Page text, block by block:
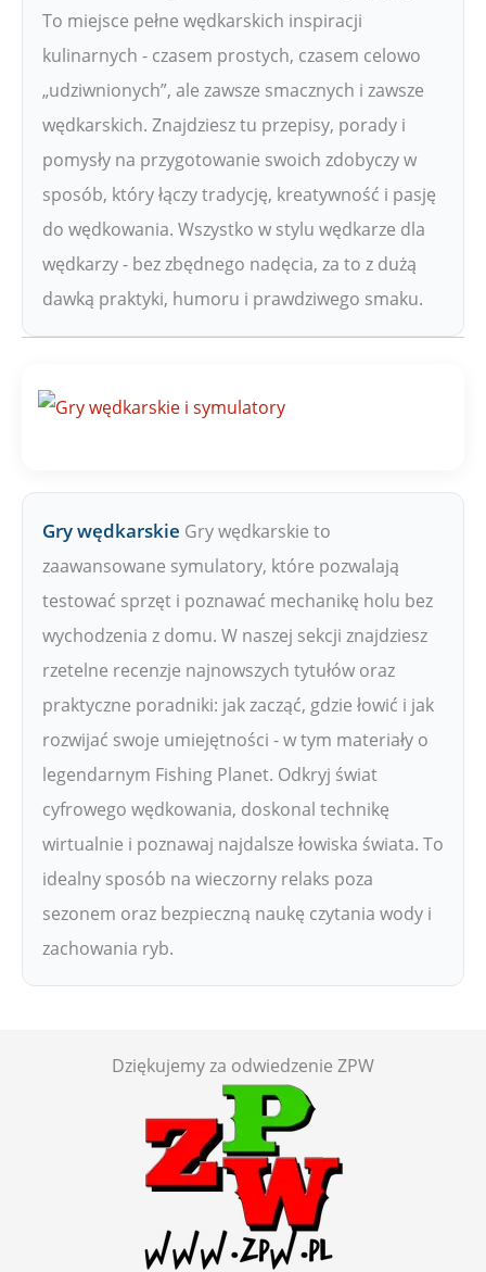
To miejsce pełne wędkarskich inspiracji
kulinarnych - czasem prostych, czasem celowo
„udziwnionych”, ale zawsze smacznych i zawsze
wędkarskich. Znajdziesz tu przepisy, porady i
pomysły na przygotowanie swoich zdobyczy w
sposób, który łączy tradycję, kreatywność i pasję
do wędkowania. Wszystko w stylu wędkarze dla
wędkarzy - bez zbędnego nadęcia, za to z dużą
dawką praktyki, humoru i prawdziwego smaku.
Gry wędkarskie Gry wędkarskie to
zaawansowane symulatory, które pozwalają
testować sprzęt i poznawać mechanikę holu bez
wychodzenia z domu. W naszej sekcji znajdziesz
rzetelne recenzje najnowszych tytułów oraz
praktyczne poradniki: jak zacząć, gdzie łowić i jak
rozwijać swoje umiejętności - w tym materiały o
legendarnym Fishing Planet. Odkryj świat
cyfrowego wędkowania, doskonal technikę
wirtualnie i poznawaj najdalsze łowiska świata. To
idealny sposób na wieczorny relaks poza
sezonem oraz bezpieczną naukę czytania wody i
zachowania ryb.
Dziękujemy za odwiedzenie ZPW